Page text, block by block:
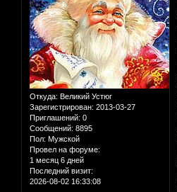
Откуда: Великий Устюг
Зарегистрирован: 2013-03-27
Приглашений: 0
Сообщений: 8895
Пол: Мужской
Провел на форуме:
1 месяц 6 дней
Последний визит:
2026-08-02 16:33:08